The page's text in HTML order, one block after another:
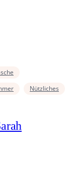
Nützliches